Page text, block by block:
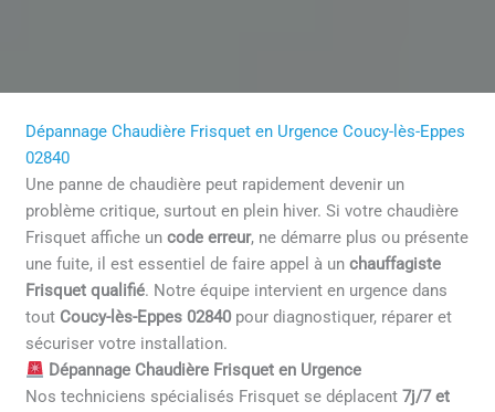
Dépannage Chaudière Frisquet en Urgence Coucy-lès-Eppes
02840
Une panne de chaudière peut rapidement devenir un
problème critique, surtout en plein hiver. Si votre chaudière
Frisquet affiche uncode erreur, ne démarre plus ou présente
une fuite, il est essentiel de faire appel à unchauffagiste
Frisquet qualifié. Notre équipe intervient en urgence dans
tout Coucy-lès-Eppes 02840 pour diagnostiquer, réparer et
sécuriser votre installation.
Dépannage Chaudière Frisquet en Urgence
Nos techniciens spécialisés Frisquet se déplacent7j/7 et